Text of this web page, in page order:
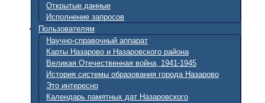
Открытые данные
Исполнение запросов
Пользователям
Научно-справочный аппарат
Карты Назарово и Назаровского района
Великая Отечественная война, 1941-1945
История системы образования города Назарово
Это интересно
Календарь памятных дат Назаровского